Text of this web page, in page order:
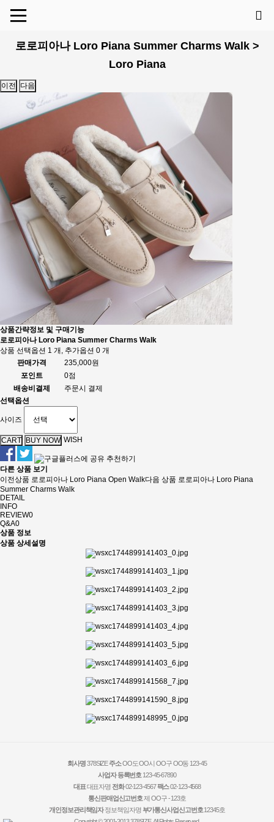
로로피아나 Loro Piana Summer Charms Walk >
Loro Piana
이전 다음
상품간략정보 및 구매기능
로로피아나 Loro Piana Summer Charms Walk
상품 선택옵션 1 개, 추가옵션 0 개
판매가격
235,000원
포인트
0점
배송비결제
주문시 결제
선택옵션
사이즈
WISH
추천하기
다른 상품 보기
이전상품 로로피아나 Loro Piana Open Walk다음 상품 로로피아나 Loro Piana
Summer Charms Walk
DETAIL
INFO
REVIEW0
Q&A0
상품 정보
상품 상세설명
회사명378SIZE 주소OO도 OO시 OO구 OO동 123-45
사업자 등록번호 123-45-67890
대표대표자명 전화02-123-4567팩스02-123-4568
통신판매업신고번호제 OO구 - 123호
개인정보관리책임자정보책임자명 부가통신사업신고번호12345호